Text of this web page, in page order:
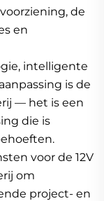
de
en
intelligente
is de
— het is een
die is
voor de 12V
om
project- en